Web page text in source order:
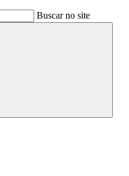
Buscar no site
Buscar